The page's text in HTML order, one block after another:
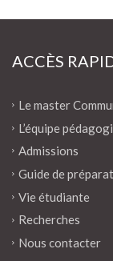
ACCÈS
Le master
L’équipe
Admissions
Guide de
Vie étudiante
Recherches
Nous contacter